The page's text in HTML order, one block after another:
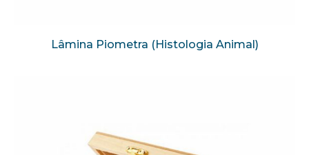
Lâmina Piometra (Histologia Animal)